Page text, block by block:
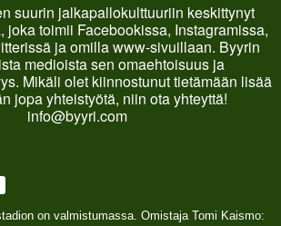
suurin jalkapallokulttuuriin keskittynyt
joka toimii Facebookissa, Instagramissa,
ja omilla www-sivuillaan. Byyrin
medioista sen omaehtoisuus ja
Mikäli olet kiinnostunut tietämään lisää
jopa yhteistyötä, niin ota yhteyttä!
info@byyri.com
on valmistumassa. Omistaja Tomi Kaismo: